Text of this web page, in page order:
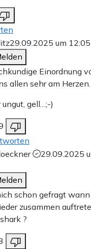
29.09.2025 um
Einordnung
allen sehr am Herzen.
ungut, gell…;-)
29.09.2025
schon gefragt wann
zusammen
?